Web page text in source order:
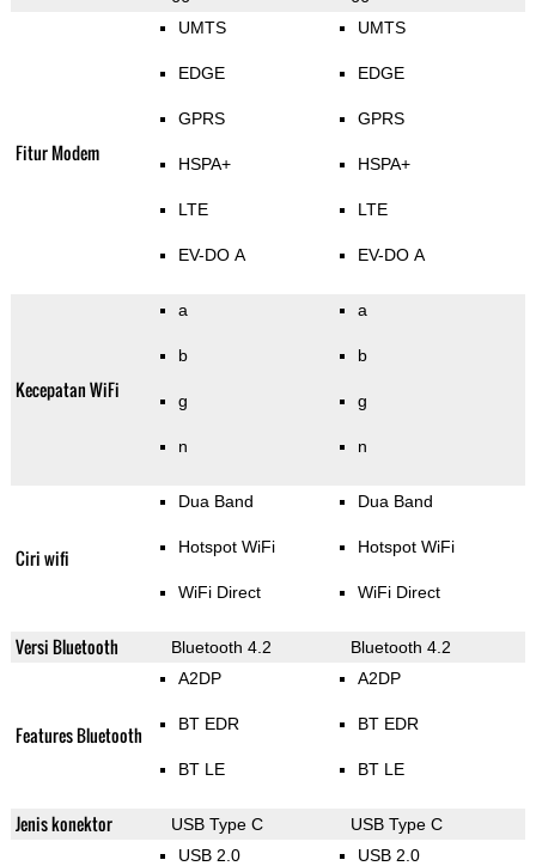
Fitur Modem
UMTS
EDGE
GPRS
HSPA+
LTE
EV-DO A
UMTS
EDGE
GPRS
HSPA+
LTE
EV-DO A
Kecepatan WiFi
a
b
g
n
a
b
g
n
Ciri wifi
Dua Band
Hotspot WiFi
WiFi Direct
Dua Band
Hotspot WiFi
WiFi Direct
Versi Bluetooth Bluetooth 4.2 Bluetooth 4.2
Features Bluetooth
A2DP
BT EDR
BT LE
A2DP
BT EDR
BT LE
Jenis konektor USB Type C USB Type C
USB 2.0 USB 2.0